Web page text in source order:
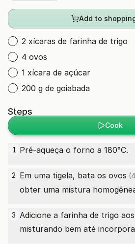
Add to
2 xícaras de farinha de trigo
4 ovos
1 xícara de açúcar
200 g de goiabada
Steps
Cook
1 Pré-aqueça o forno a 180°C.
2 Em uma tigela, bata os ovos
obter uma mistura
3 Adicione a farinha de trigo
misturando bem até